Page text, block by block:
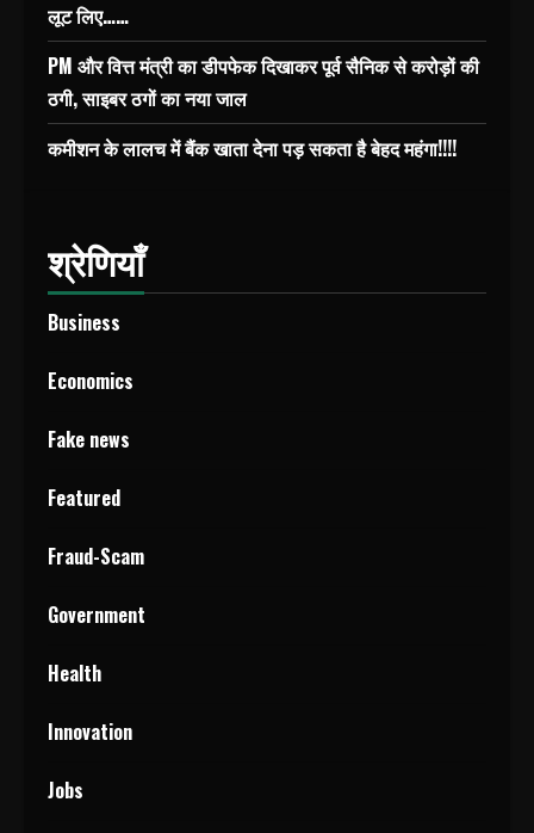
लूट लिए……
PM और वित्त मंत्री का डीपफेक दिखाकर पूर्व सैनिक से करोड़ों की
ठगी, साइबर ठगों का नया जाल
कमीशन के लालच में बैंक खाता देना पड़ सकता है बेहद महंगा!!!!
श्रेणियाँ
Business
Economics
Fake news
Featured
Fraud-Scam
Government
Health
Innovation
Jobs